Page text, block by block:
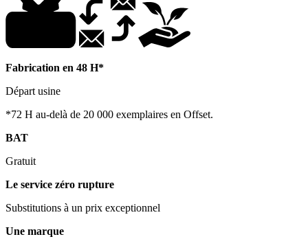
Fabrication en 48 H*
Départ usine
*72 H au-delà de 20 000 exemplaires en Offset.
BAT
Gratuit
Le service zéro rupture
Substitutions à un prix exceptionnel
Une marque